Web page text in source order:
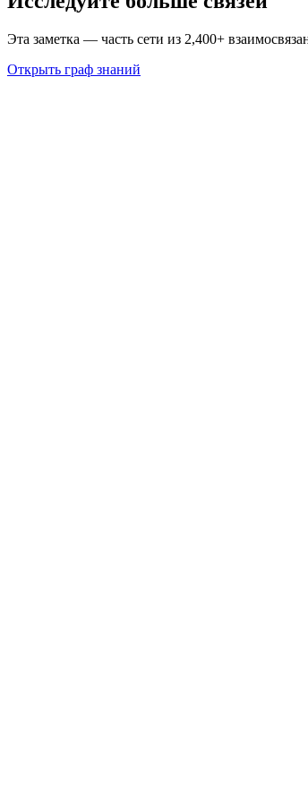
Эта заметка — часть сети из 2,400+
Открыть граф знаний